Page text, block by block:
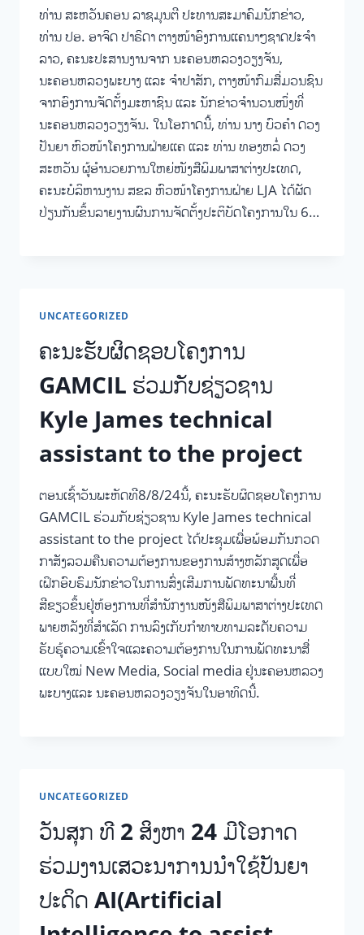
ທ່ານ ສະຫວັນຄອນ ລາຊມຸນຕີ ປະທານສະມາຄົມນັກຂ່າວ,
ທ່ານ ປອ. ອາຈິດ ປາຣິດາ ຕາງໜ້າອົງການແຄນາໆຊາດປະຈຳ
ລາວ, ຄະນະປະສານງານຈາກ ນະຄອນຫລວງວຽງຈັນ,
ນະຄອນຫລວງພະບາງ ແລະ ຈໍາປາສັກ, ຕາງໜ້າກົມສື່ມວນຊົນ
ຈາກອົງການຈັດຕັ້ງມະຫາຊົນ ແລະ ນັກຂ່າວຈໍານວນໜຶ່ງທີ່
ນະຄອນຫລວງວຽງຈັນ. ໃນໂອກາດນີ້, ທ່ານ ນາງ ບົວຄໍາ ດວງ
ປັນຍາ ຫົວໜ້າໂຄງການຝ່າຍແຄ ແລະ ທ່ານ ທອງຫລໍ່ ດວງ
ສະຫວັນ ຜູ້ອໍານວຍການໃຫຍ່ໜັງສືພິມພາສາຕ່າງປະເທດ,
ຄະນະບໍລິຫານງານ ສຂລ ຫົວໜ້າໂຄງການຝ່າຍ LJA ໄດ້ຜັດ
ປ່ຽນກັນຂຶ້ນລາຍງານຜົນການຈັດຕັ້ງປະຕິບັດໂຄງການໃນ 6…
UNCATEGORIZED
ຄະນະຮັບຜິດຊອບໂຄງການ
GAMCIL ຮ່ວມກັບຊ່ຽວຊານ
Kyle James technical
assistant to the project
ຕອນເຊົ້າວັນພະຫັດທີ8/8/24ນີ້, ຄະນະຮັບຜິດຊອບໂຄງການ
GAMCIL ຮ່ວມກັບຊ່ຽວຊານ Kyle James technical
assistant to the project ໄດ້ປະຊຸມເພື່ອພ້ອມກັນກວດ
ກາສັງລວມຄືນຄວາມຕ້ອງການຂອງການສ້າງຫລັກສູດເພື່ອ
ເຝິກອົບຮົມນັກຂ່າວໃນການສົ່ງເສີມການພັດທະນາພື້ນທີ່
ສີຂຽວຂຶ້ນຢູ່ຫ້ອງການທີ່ສຳນັກງານໜັງສືພິມພາສາຕ່າງປະເທດ
ພາຍຫລັງທີ່ສຳເລັດ ການລົງເກັບກຳທາບທາມລະດັບຄວາມ
ຮັບຮູ້ຄວາມເຂົ້າໃຈແລະຄວາມຕ້ອງການໃນການພັດທະນາສື່
ແບບໃໝ່ New Media, Social media ຢູ່ນະຄອນຫລວງ
ພະບາງແລະ ນະຄອນຫລວງວຽງຈັນໃນອາທິດນີ້.
UNCATEGORIZED
ວັນສຸກ ທີ 2 ສິງຫາ 24 ມີໂອກາດ
ຮ່ວມງານເສວະນາການນໍາໃຊ້ປັນຍາ
ປະດິດ AI(Artificial